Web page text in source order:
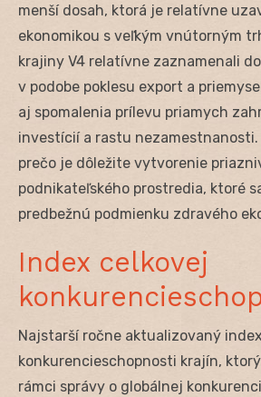
menší dosah, ktorá je relatívne
ekonomikou s veľkým vnútorným
krajiny V4 relatívne zaznamenali
v podobe poklesu export a
aj spomalenia prílevu priamych
investícií a rastu nezamestnanosti.
prečo je dôležite vytvorenie
podnikateľského prostredia, ktoré
predbežnú podmienku zdravého
Index celkovej
Najstarší ročne aktualizovaný index
konkurencieschopnosti krajín,
rámci správy o globálnej